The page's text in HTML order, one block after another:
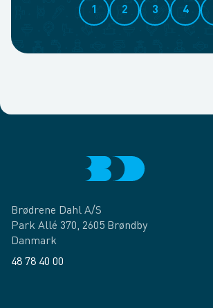
1 2 3 4
Brødrene Dahl A/S
Park Allé 370, 2605 Brøndby
Danmark
48 78 40 00